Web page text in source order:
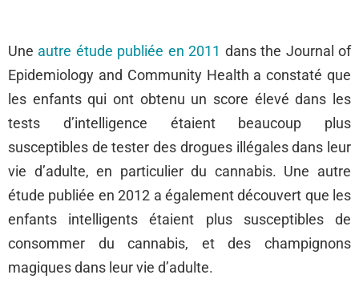
Une autre étude publiée en 2011 dans the Journal of
Epidemiology and Community Health a constaté que
les enfants qui ont obtenu un score élevé dans les
tests d’intelligence étaient beaucoup plus
susceptibles de tester des drogues illégales dans leur
vie d’adulte, en particulier du cannabis. Une autre
étude publiée en 2012 a également découvert que les
enfants intelligents étaient plus susceptibles de
consommer du cannabis, et des champignons
magiques dans leur vie d’adulte.